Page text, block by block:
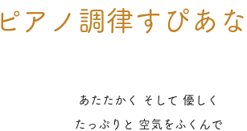
ピアノ調律すぴあ
あたたかく そして 優しく
たっぷりと 空気をふくんで